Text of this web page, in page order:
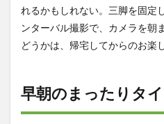
れるかもしれない。三脚を固定
ンターバル撮影で、カメラを朝
どうかは、帰宅してからのお楽し
早朝のまったりタ